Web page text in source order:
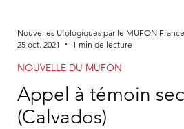
Appel à témoin
(Calvados)
NOUVELLE DU MUFON
Nouvelles Ufologiques par le MUFON France
25 oct. 2021
1 min de lecture